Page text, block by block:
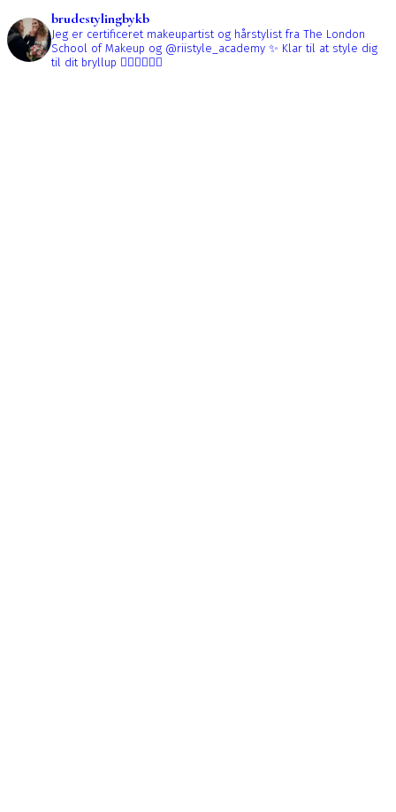
brudestylingbykb
Jeg er certificeret makeupartist og hårstylist fra The London
School of Makeup og @riistyle_academy ✨ Klar til at style dig
til dit bryllup 👰🏼‍♀️👰🏻‍♀️